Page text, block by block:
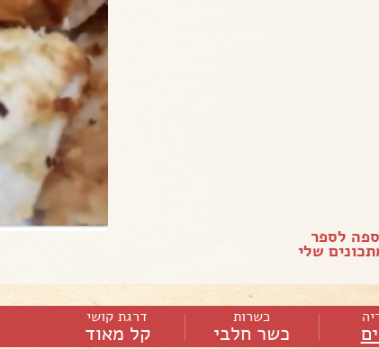
לספר
שלי
כשרות
כשר חלבי
דרגת קושי
קל מאוד